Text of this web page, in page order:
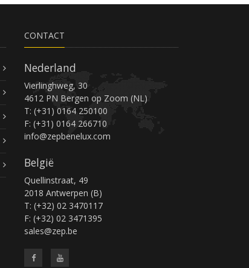
CONTACT
Nederland
Vierlinghweg, 30
4612 PN Bergen op Zoom (NL)
T: (+31) 0164 250100
F: (+31) 0164 266710
info@zepbenelux.com
België
Quellinstraat, 49
2018 Antwerpen (B)
T: (+32) 02 3470117
F: (+32) 02 3471395
sales@zep.be